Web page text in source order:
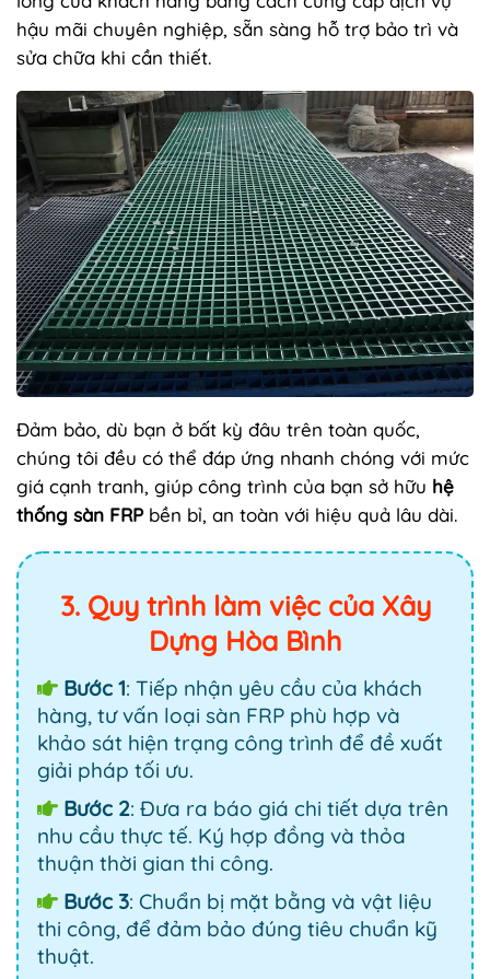
hậu mãi chuyên nghiệp, sẵn sàng hỗ trợ bảo trì và
sửa chữa khi cần thiết.
Đảm bảo, dù bạn ở bất kỳ đâu trên toàn quốc,
chúng tôi đều có thể đáp ứng nhanh chóng với mức
giá cạnh tranh, giúp công trình của bạn sở hữu hệ
thống sàn FRPbền bỉ, an toàn với hiệu quả lâu dài.
3. Quy trình làm việc của Xây
Dựng Hòa Bình
Bước 1: Tiếp nhận yêu cầu của khách
hàng, tư vấn loại sàn FRP phù hợp và
khảo sát hiện trạng công trình để đề xuất
giải pháp tối ưu.
Bước 2: Đưa ra báo giá chi tiết dựa trên
nhu cầu thực tế. Ký hợp đồng và thỏa
thuận thời gian thi công.
Bước 3: Chuẩn bị mặt bằng và vật liệu
thi công, để đảm bảo đúng tiêu chuẩn kỹ
thuật.